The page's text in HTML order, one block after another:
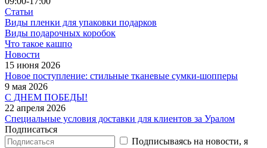
Статьи
Виды пленки для упаковки подарков
Виды подарочных коробок
Что такое кашпо
Новости
15 июня 2026
Новое поступление: стильные тканевые сумки-шопперы
9 мая 2026
С ДНЕМ ПОБЕДЫ!
22 апреля 2026
Специальные условия доставки для клиентов за Уралом
Подписаться
Подписываясь на новости, я